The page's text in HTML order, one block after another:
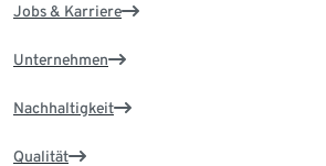
Jobs & Karriere
Unternehmen
Nachhaltigkeit
Qualität